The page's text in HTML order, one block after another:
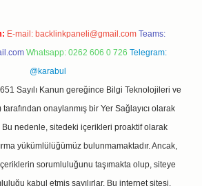
E-mail: backlinkpaneli@gmail.com Teams:
Whatsapp: 0262 606 0 726 Telegram:
@karabul
Sayılı Kanun gereğince Bilgi Teknolojileri ve
tarafından onaylanmış bir Yer Sağlayıcı olarak
Bu nedenle, sitedeki içerikleri proaktif olarak
yükümlülüğümüz bulunmamaktadır. Ancak,
sorumluluğunu taşımakta olup, siteye
kabul etmiş sayılırlar. Bu internet sitesi,